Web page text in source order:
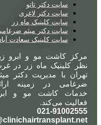
سایت دکتر تاتو
سایت دکتر لاغری
سایت کلینیک ماه زر
سایت دکتر میثم ضرغامی
سایت کلینیک سعادت آباد
کاشت مو و ابرو زیر
کلینیک ماه زر در غرب
با مدیریت دکتر میثم
در زمینه ارائه
کاشت مو و ابرو
می‌کند.
021-91002555 |